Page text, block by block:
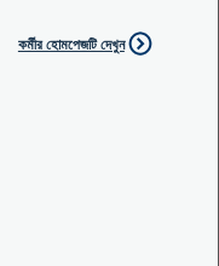
কর্মীর হোমপেজটি দেখুন